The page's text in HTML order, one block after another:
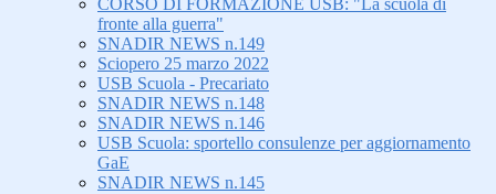
CORSO DI FORMAZIONE USB: "La scuola di
fronte alla guerra"
SNADIR NEWS n.149
Sciopero 25 marzo 2022
USB Scuola - Precariato
SNADIR NEWS n.148
SNADIR NEWS n.146
USB Scuola: sportello consulenze per aggiornamento
GaE
SNADIR NEWS n.145